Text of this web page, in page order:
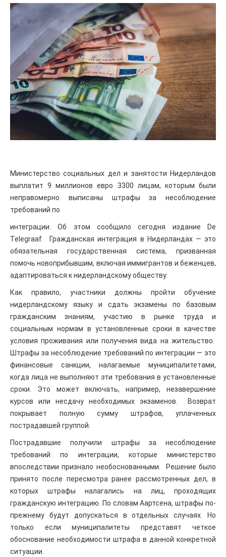
Министерство социальных дел и занятости Нидерландов
выплатит 9 миллионов евро 3300 лицам, которым были
неправомерно выписаны штрафы за несоблюдение
требований по
интеграции. Об этом сообщило сегодня издание De
Telegraaf. Гражданская интеграция в Нидерландах — это
обязательная государственная система, призванная
помочь новоприбывшим, включая иммигрантов и беженцев,
адаптироваться к нидерландскому обществу.
Как правило, участники должны пройти обучение
нидерландскому языку и сдать экзамены по базовым
гражданским знаниям, участию в рынке труда и
социальным нормам в установленные сроки в качестве
условия проживания или получения вида на жительство.
Штрафы за несоблюдение требований по интеграции — это
финансовые санкции, налагаемые муниципалитетами,
когда лица не выполняют эти требования в установленные
сроки. Это может включать, например, незавершение
курсов или несдачу необходимых экзаменов. Возврат
покрывает полную сумму штрафов, уплаченных
пострадавшей группой.
Пострадавшие получили штрафы за несоблюдение
требований по интеграции, которые министерство
впоследствии признало необоснованными. Решение было
принято после пересмотра ранее рассмотренных дел, в
которых штрафы налагались на лиц, проходящих
гражданскую интеграцию. По словам Аартсена, штрафы по-
прежнему будут допускаться в отдельных случаях. Но
только если муниципалитеты представят четкое
обоснование необходимости штрафа в данной конкретной
ситуации.